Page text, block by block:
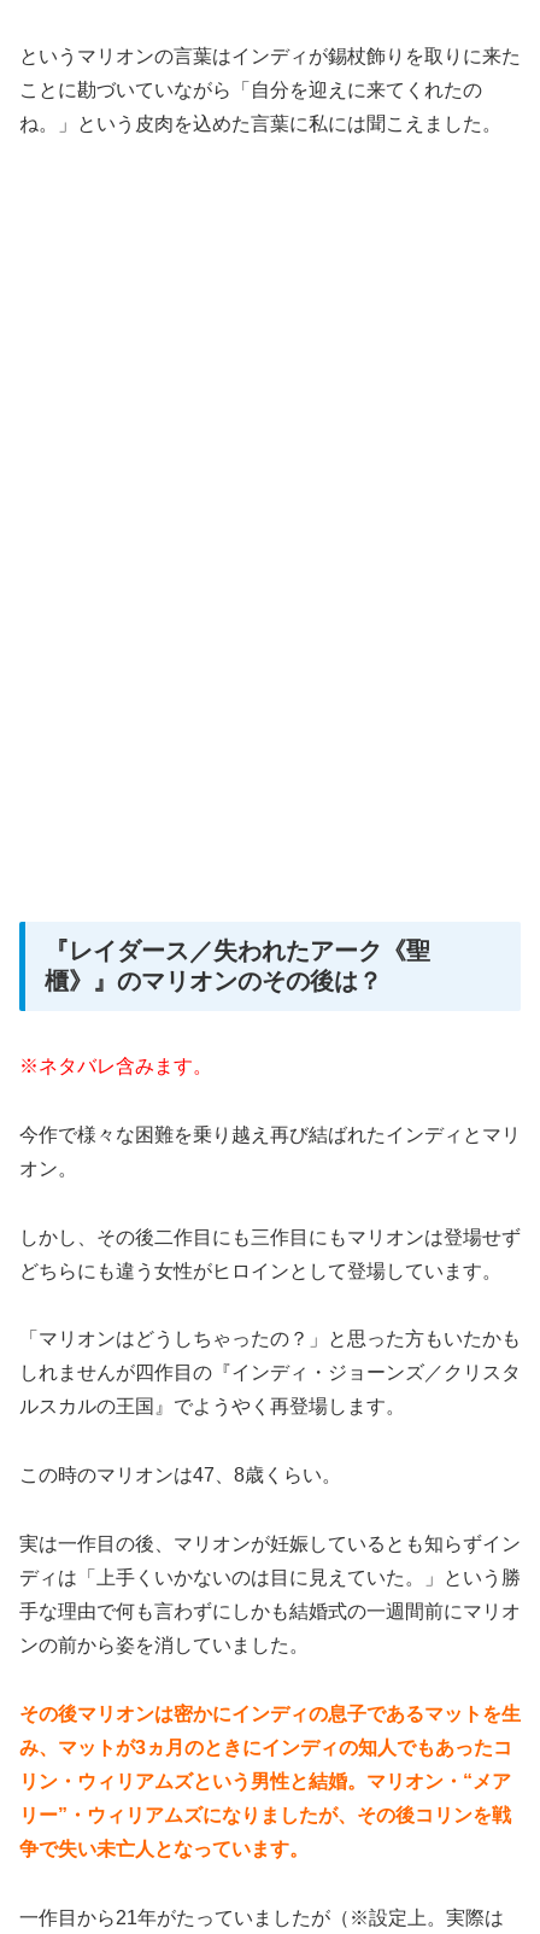
というマリオンの言葉はインディが錫杖飾りを取りに来た
ことに勘づいていながら「自分を迎えに来てくれたの
ね。」という皮肉を込めた言葉に私には聞こえました。
『レイダース／失われたアーク《聖
櫃》』のマリオンのその後は？
※ネタバレ含みます。
今作で様々な困難を乗り越え再び結ばれたインディとマリ
オン。
しかし、その後二作目にも三作目にもマリオンは登場せず
どちらにも違う女性がヒロインとして登場しています。
「マリオンはどうしちゃったの？」と思った方もいたかも
しれませんが四作目の『インディ・ジョーンズ／クリスタ
ルスカルの王国』でようやく再登場します。
この時のマリオンは47、8歳くらい。
実は一作目の後、マリオンが妊娠しているとも知らずイン
ディは「上手くいかないのは目に見えていた。」という勝
手な理由で何も言わずにしかも結婚式の一週間前にマリオ
ンの前から姿を消していました。
その後マリオンは密かにインディの息子であるマットを生
み、マットが3ヵ月のときにインディの知人でもあったコ
リン・ウィリアムズという男性と結婚。マリオン・“メア
リー”・ウィリアムズになりましたが、その後コリンを戦
争で失い未亡人となっています。
一作目から21年がたっていましたが（※設定上。実際は